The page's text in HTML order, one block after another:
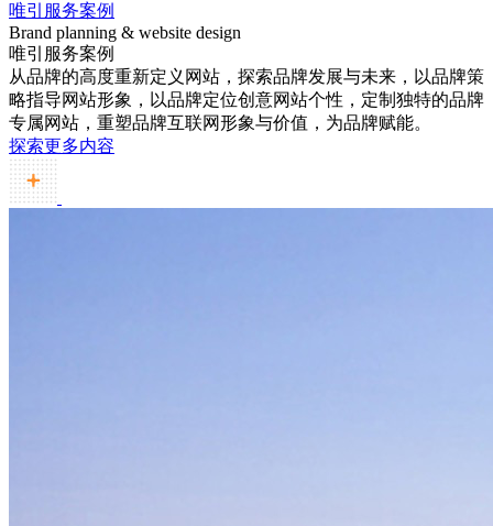
唯引服务案例
Brand planning & website design
唯引服务案例
从品牌的高度重新定义网站，探索品牌发展与未来，以品牌策
略指导网站形象，以品牌定位创意网站个性，定制独特的品牌
专属网站，重塑品牌互联网形象与价值，为品牌赋能。
探索更多内容